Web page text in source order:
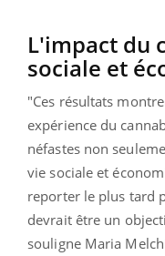
L'impact du
sociale et
"Ces résultats
expérience du
néfastes non
vie sociale et
reporter le plus tard
devrait être un
souligne Maria